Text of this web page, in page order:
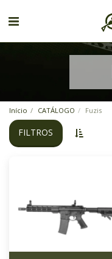
Início CATÁLOGO Fuzis
FILTROS